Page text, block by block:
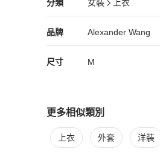
分類 女裝
上衣
女裝/上衣推薦
品牌
Alexander Wang精品女裝品牌
Alexander Wang
Alexander Wang推薦清單
尺寸 M
更多相似類別
更多 Alexander Wang 女裝
上衣 外套 洋裝